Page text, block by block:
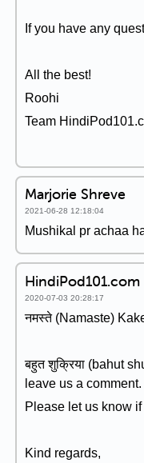
If you have any
All the best!
Roohi
Team
Marjorie Shreve
2021-06-28 12:18:04
Mushikal pr achaa
HindiPod101.com
2020-07-03 20:28:17
नमस्ते (Namaste)
बहुत शुक्रिया (bahut
leave us a
Please let us know
Kind regards,